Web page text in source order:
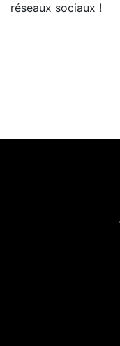
réseaux sociaux !